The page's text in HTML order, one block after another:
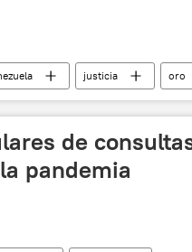
justicia
oro
de
pandemia